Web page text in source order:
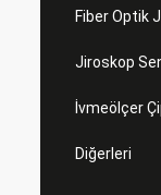
Fiber Optik
Jiroskop
İvmeölçer
Diğerleri